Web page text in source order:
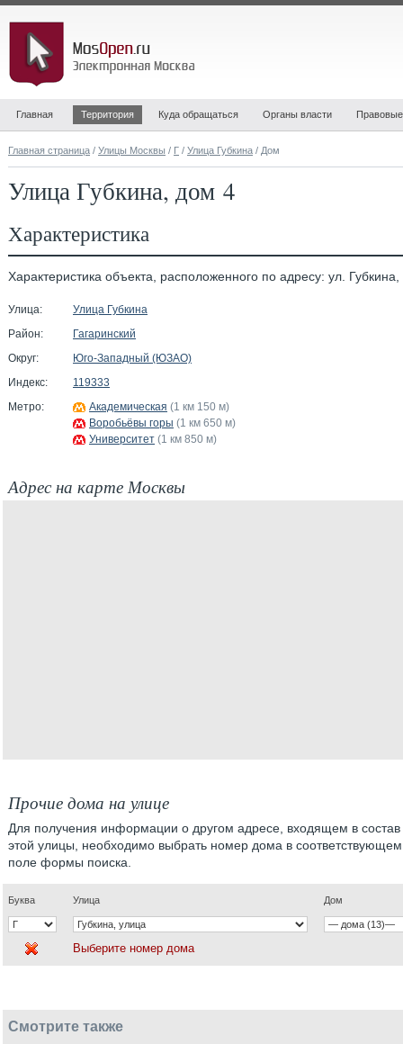
Главная Территория Куда обращаться Органы власти
Главная страница / Улицы Москвы / Г / Улица Губкина / Дом
Улица Губкина, дом 4
Характеристика
Характеристика объекта, расположенного по адресу: ул. Губкина,
Улица:
Улица Губкина
Район:
Гагаринский
Округ:
Юго-Западный (ЮЗАО)
Индекс:
119333
Метро:
Академическая (1 км 150 м)
Воробьёвы горы (1 км 650 м)
Университет (1 км 850 м)
Адрес на карте Москвы
Прочие дома на улице
Для получения информации о другом адресе, входящем в состав
этой улицы, необходимо выбрать номер дома в соответствующем
поле формы поиска.
Буква Улица Дом
Выберите номер дома
Смотрите также